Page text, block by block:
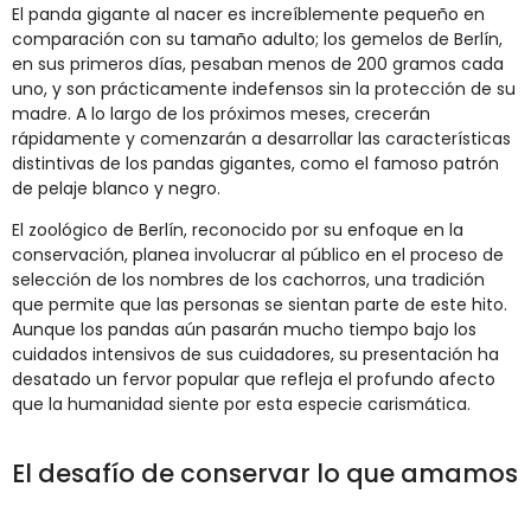
El panda gigante al nacer es increíblemente pequeño en
comparación con su tamaño adulto; los gemelos de Berlín,
en sus primeros días, pesaban menos de 200 gramos cada
uno, y son prácticamente indefensos sin la protección de su
madre. A lo largo de los próximos meses, crecerán
rápidamente y comenzarán a desarrollar las características
distintivas de los pandas gigantes, como el famoso patrón
de pelaje blanco y negro.
El zoológico de Berlín, reconocido por su enfoque en la
conservación, planea involucrar al público en el proceso de
selección de los nombres de los cachorros, una tradición
que permite que las personas se sientan parte de este hito.
Aunque los pandas aún pasarán mucho tiempo bajo los
cuidados intensivos de sus cuidadores, su presentación ha
desatado un fervor popular que refleja el profundo afecto
que la humanidad siente por esta especie carismática.
El desafío de conservar lo que amamos